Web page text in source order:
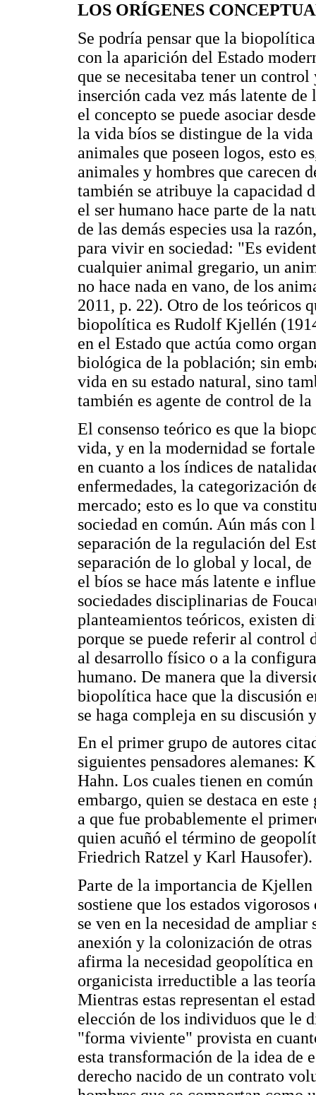
LOS ORÍGENES
Se podría pensar que la
con la aparición del Estado
que se necesitaba tener un
inserción cada vez más latente
el concepto se puede asociar
la vida bíos se distingue de la
animales que poseen logos, esto
animales y hombres que carecen
también se atribuye la capacidad
el ser humano hace parte de la
de las demás especies usa la
para vivir en sociedad: "Es
cualquier animal gregario, un
no hace nada en vano, de los
2011, p. 22). Otro de los teóricos
biopolítica es Rudolf Kjellén
en el Estado que actúa como
biológica de la población; sin
vida en su estado natural, sino
también es agente de control de
El consenso teórico es que la
vida, y en la modernidad se
en cuanto a los índices de
enfermedades, la categorización
mercado; esto es lo que va
sociedad en común. Aún más
separación de la regulación del
separación de lo global y local,
el bíos se hace más latente e
sociedades disciplinarias de
planteamientos teóricos, existen
porque se puede referir al control
al desarrollo físico o a la
humano. De manera que la
biopolítica hace que la discusión
se haga compleja en su discusión
En el primer grupo de autores
siguientes pensadores alemanes:
Hahn. Los cuales tienen en
embargo, quien se destaca en
a que fue probablemente el
quien acuñó el término de
Friedrich Ratzel y Karl Hausofer).
Parte de la importancia de Kjellen
sostiene que los estados
se ven en la necesidad de
anexión y la colonización de
afirma la necesidad geopolítica
organicista irreductible a las
Mientras estas representan el
elección de los individuos que le
"forma viviente" provista en
esta transformación de la idea de
derecho nacido de un contrato